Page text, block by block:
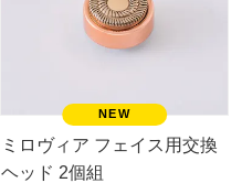
ミロヴィア フェイス用交換
ヘッド 2個組